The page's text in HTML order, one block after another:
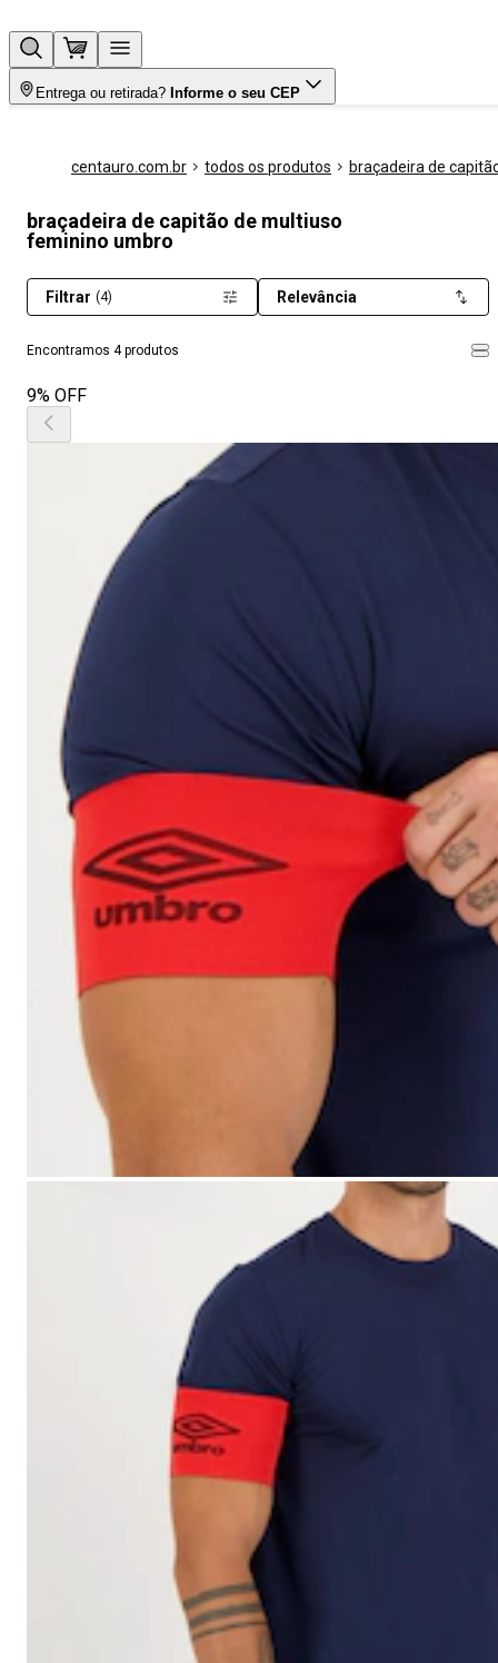
Entrega ou retirada? Informe o seu CEP
centauro.com.br todos os produtos braçadeira de
braçadeira de capitão de multiuso
feminino umbro
Encontramos 4 produtos
Filtrar (4) Relevância
9% OFF